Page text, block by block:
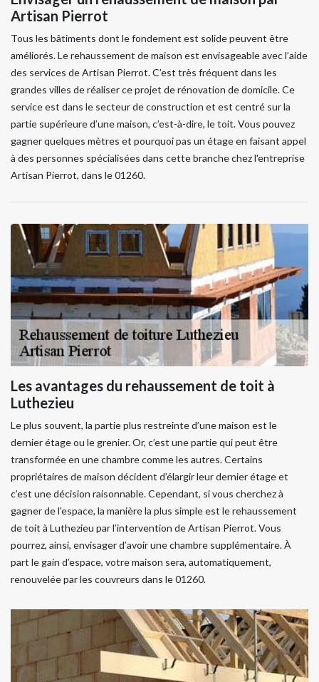
Artisan Pierrot
Tous les bâtiments dont le fondement est solide peuvent être
améliorés. Le rehaussement de maison est envisageable avec l’aide
des services de Artisan Pierrot. C’est très fréquent dans les
grandes villes de réaliser ce projet de rénovation de domicile. Ce
service est dans le secteur de construction et est centré sur la
partie supérieure d’une maison, c’est-à-dire, le toit. Vous pouvez
gagner quelques mètres et pourquoi pas un étage en faisant appel
à des personnes spécialisées dans cette branche chez l'entreprise
Artisan Pierrot, dans le 01260.
Les avantages du rehaussement de toit à
Luthezieu
Le plus souvent, la partie plus restreinte d’une maison est le
dernier étage ou le grenier. Or, c’est une partie qui peut être
transformée en une chambre comme les autres. Certains
propriétaires de maison décident d’élargir leur dernier étage et
c’est une décision raisonnable. Cependant, si vous cherchez à
gagner de l’espace, la manière la plus simple est le rehaussement
de toit à Luthezieu par l’intervention de Artisan Pierrot. Vous
pourrez, ainsi, envisager d’avoir une chambre supplémentaire. À
part le gain d’espace, votre maison sera, automatiquement,
renouvelée par les couvreurs dans le 01260.